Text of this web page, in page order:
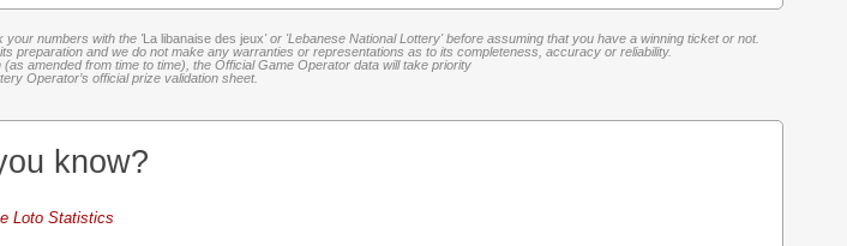
your numbers with the 'La libanaise des jeux' or 'Lebanese National Lottery' before assuming that you have a winning ticket or not.
preparation and we do not make any warranties or representations as to its completeness, accuracy or reliability.
amended from time to time), the Official Game Operator data will take priority
Operator’s official prize validation sheet.
know?
Loto Statistics